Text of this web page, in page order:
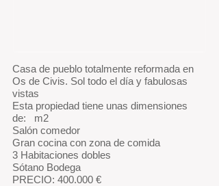
Casa de pueblo totalmente reformada en
Os de Civis. Sol todo el día y fabulosas
vistas
Esta propiedad tiene unas dimensiones
de:
m2
Salón comedor
Gran cocina con zona de comida
3 Habitaciones dobles
Sótano Bodega
PRECIO: 400.000 €